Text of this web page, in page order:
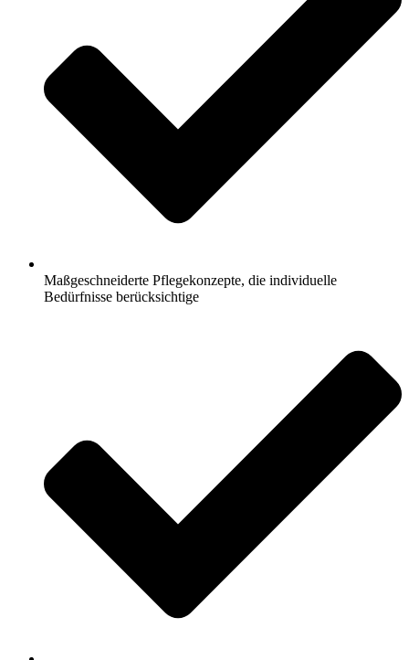
Maßgeschneiderte Pflegekonzepte, die individuelle
Bedürfnisse berücksichtige